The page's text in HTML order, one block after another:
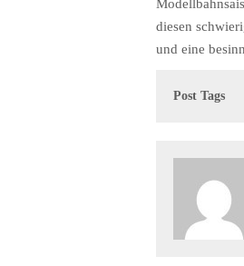
diesen
und eine
Post Tags